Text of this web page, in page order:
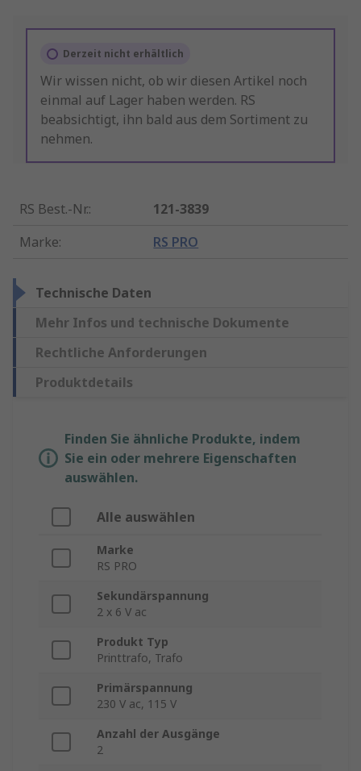
Derzeit nicht erhältlich
Wir wissen nicht, ob wir diesen Artikel noch
einmal auf Lager haben werden. RS
beabsichtigt, ihn bald aus dem Sortiment zu
nehmen.
RS Best.-Nr.:
121-3839
Marke: RS PRO
Technische Daten
Mehr Infos und technische Dokumente
Rechtliche Anforderungen
Produktdetails
Finden Sie ähnliche Produkte, indem
Sie ein oder mehrere Eigenschaften
auswählen.
Alle auswählen
Marke
RS PRO
Sekundärspannung
2 x 6 V ac
Produkt Typ
Printtrafo, Trafo
Primärspannung
230 V ac, 115 V
Anzahl der Ausgänge
2